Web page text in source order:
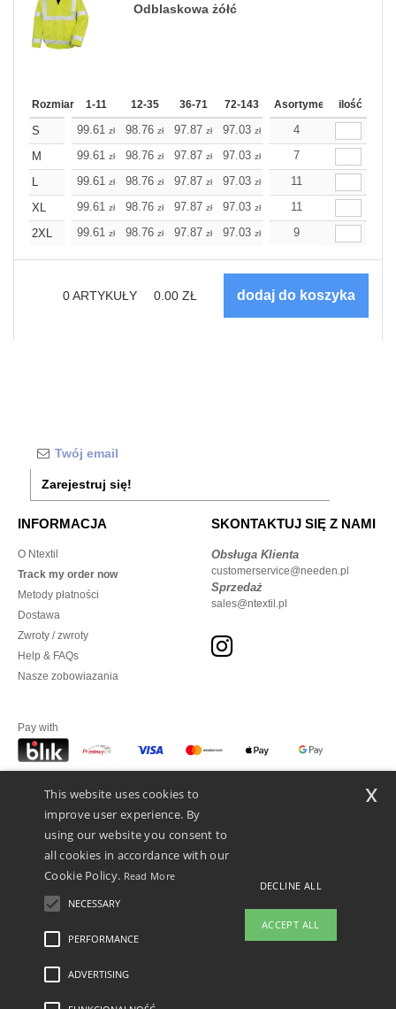
Odblaskowa żółć
Rozmiar 1-11 12-35 36-71 72-143 144-287 288 Dodaj
Asortyment ilość
S 99.61 zł 98.76 zł 97.87 zł 97.03 zł 96.14
4
M
99.61 zł 98.76 zł 97.87 zł 97.03 zł 96.14
7
L
99.61 zł 98.76 zł 97.87 zł 97.03 zł 96.14
11
XL
99.61 zł 98.76 zł 97.87 zł 97.03 zł 96.14
11
2XL
99.61 zł 98.76 zł 97.87 zł 97.03 zł 96.14
9
0ARTYKUŁY 0.00 ZŁ
Zarejestruj się!
INFORMACJA
O Ntextil
Track my order now
Metody płatności
Dostawa
Zwroty / zwroty
Help & FAQs
Nasze zobowiazania
SKONTAKTUJ SIĘ Z NAMI
Obsługa Klienta
customerservice@needen.pl
Sprzedaż
sales@ntextil.pl
Pay with
We ship with
Legal Mentions-polityka prywatności
Wszelkie prawa zastrzeżone
This website uses cookies to
improve user experience. By
using our website you consent to
all cookies in accordance with our
Cookie Policy. Read More
NECESSARY
PERFORMANCE
ADVERTISING
DECLINE ALL
ACCEPT ALL
x